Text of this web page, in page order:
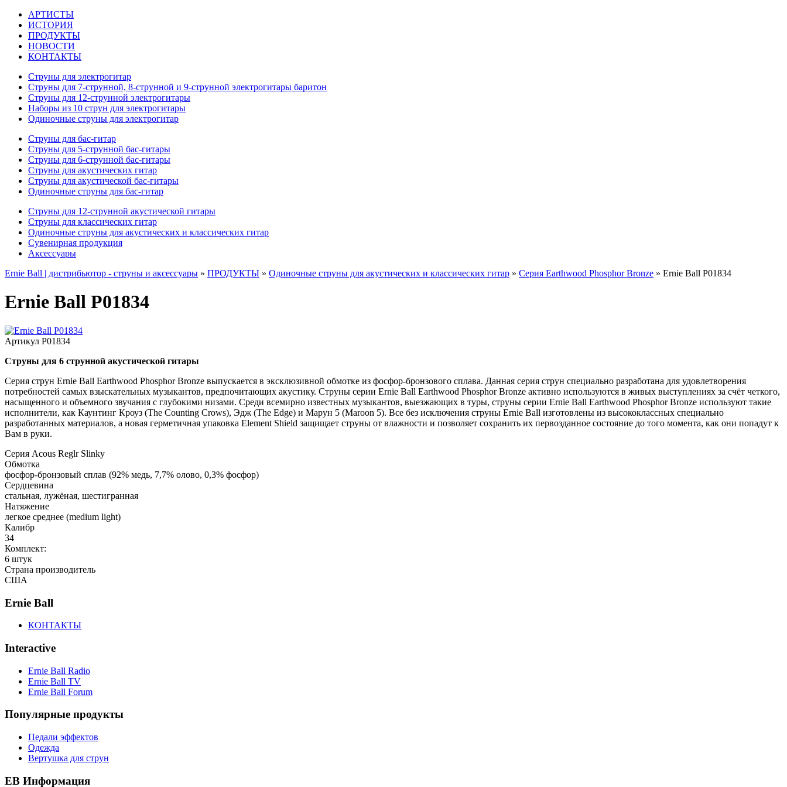
АРТИСТЫ
ИСТОРИЯ
ПРОДУКТЫ
НОВОСТИ
КОНТАКТЫ
Струны для электрогитар
Струны для 7-струнной, 8-струнной и 9-струнной электрогитары баритон
Струны для 12-струнной электрогитары
Наборы из 10 струн для электрогитары
Одиночные струны для электрогитар
Струны для бас-гитар
Струны для 5-струнной бас-гитары
Струны для 6-струнной бас-гитары
Струны для акустических гитар
Струны для акустической бас-гитары
Одиночные струны для бас-гитар
Струны для 12-струнной акустической гитары
Струны для классических гитар
Одиночные струны для акустических и классических гитар
Сувенирная продукция
Аксессуары
Ernie Ball | дистрибьютор - струны и аксессуары » ПРОДУКТЫ » Одиночные струны для акустических и классических гитар » Серия Earthwood Phosphor Bronze » Ernie Ball P01834
Ernie Ball P01834
Артикул P01834
Струны для 6 струнной акустической гитары
Серия струн Ernie Ball Earthwood Phosphor Bronze выпускается в эксклюзивной обмотке из фосфор-бронзового сплава. Данная серия струн специально разработана для удовлетворения
потребностей самых взыскательных музыкантов, предпочитающих акустику. Струны серии Ernie Ball Earthwood Phosphor Bronze активно используются в живых выступлениях за счёт четкого,
насыщенного и объемного звучания с глубокими низами. Среди всемирно известных музыкантов, выезжающих в туры, струны серии Ernie Ball Earthwood Phosphor Bronze используют такие
исполнители, как Каунтинг Кроуз (The Counting Crows), Эдж (The Edge) и Марун 5 (Maroon 5). Все без исключения струны Ernie Ball изготовлены из высококлассных специально
разработанных материалов, а новая герметичная упаковка Element Shield защищает струны от влажности и позволяет сохранить их первозданное состояние до того момента, как они попадут к
Вам в руки.
Серия Acous Reglr Slinky
Обмотка
фосфор-бронзовый сплав (92% медь, 7,7% олово, 0,3% фосфор)
Сердцевина
стальная, лужёная, шестигранная
Натяжение
легкое среднее (medium light)
Калибр
34
Комплект:
6 штук
Страна производитель
США
Ernie Ball
КОНТАКТЫ
Interactive
Ernie Ball Radio
Ernie Ball TV
Ernie Ball Forum
Популярные продукты
Педали эффектов
Одежда
Вертушка для струн
EB Информация